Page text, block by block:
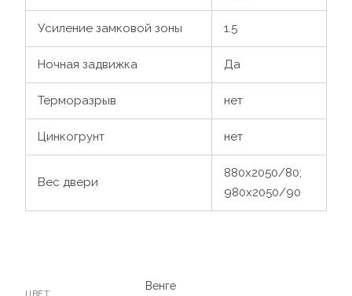
Усиление замковой зоны 1.5
Ночная задвижка Да
Терморазрыв нет
Цинкогрунт нет
Вес двери
880х2050/80;
980х2050/90
Венге